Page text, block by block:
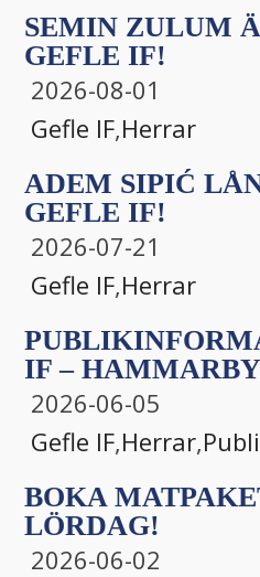
SEMIN ZULUM
GEFLE IF!
2026-08-01
Gefle IF,Herrar
ADEM SIPIĆ
GEFLE IF!
2026-07-21
Gefle IF,Herrar
IF –
2026-06-05
Gefle IF,Herrar,
BOKA
LÖRDAG!
2026-06-02